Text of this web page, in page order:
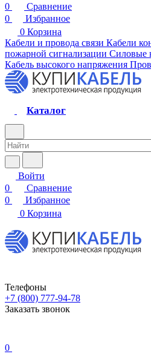
0
Сравнение
0
Избранное
0 Корзина
Кабели и провода связи Кабели
пожарной сигнализации Силовые
Кабель высокого напряжения
Каталог
Войти
0
Сравнение
0
Избранное
0 Корзина
Телефоны
+7 (800) 777-94-78
Заказать звонок
0